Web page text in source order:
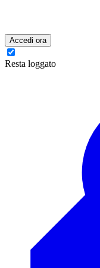
Accedi ora
Resta loggato